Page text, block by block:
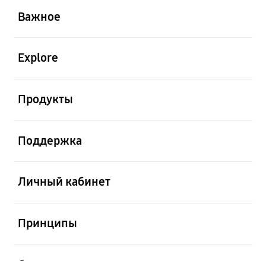
Важное
Explore
Продукты
Поддержка
Личный кабинет
Принципы